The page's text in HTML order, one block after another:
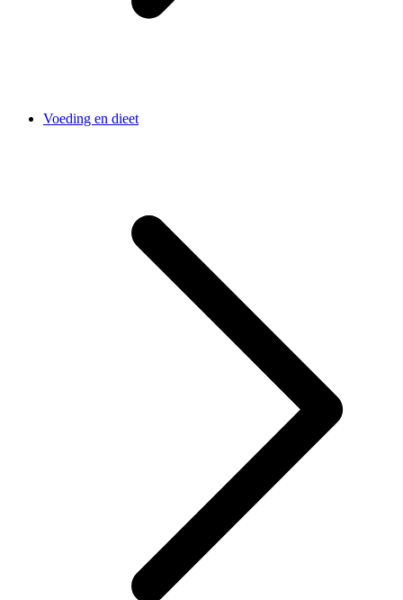
Voeding en dieet